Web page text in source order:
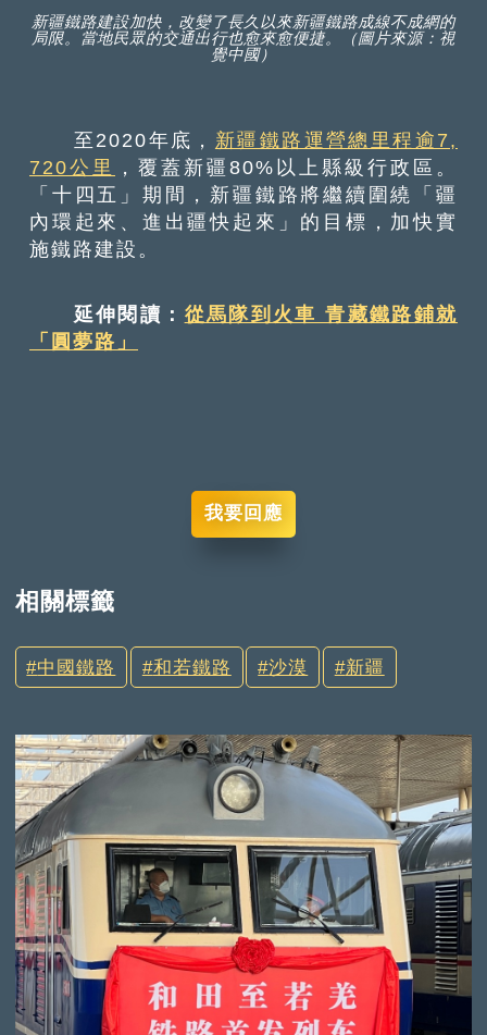
新疆鐵路建設加快，改變了長久以來新疆鐵路成線不成網的
局限。當地民眾的交通出行也愈來愈便捷。（圖片來源：視
覺中國）
至2020年底， 新疆鐵路運營總里程逾7,
720公里
，覆蓋新疆80%以上縣級行政區。
「十四五」期間，新疆鐵路將繼續圍繞「疆
內環起來、進出疆快起來」的目標，加快實
施鐵路建設。
延伸閱讀： 從馬隊到火車 青藏鐵路鋪就
「圓夢路」
我要回應
相關標籤
中國鐵路 和若鐵路 沙漠 新疆